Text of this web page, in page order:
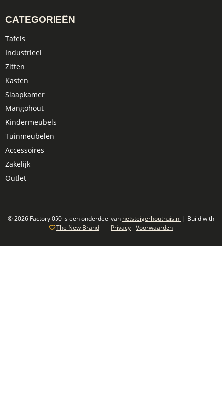
CATEGORIEËN
Tafels
Industrieel
Zitten
Kasten
Slaapkamer
Mangohout
Kindermeubels
Tuinmeubelen
Accessoires
Zakelijk
Outlet
© 2026 Factory 050 is een onderdeel van hetsteigerhouthuis.nl | Build with
The New Brand
Privacy-Voorwaarden